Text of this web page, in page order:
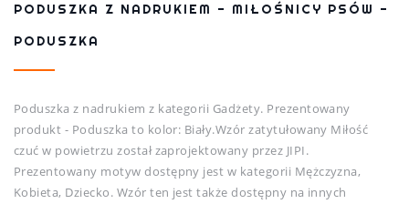
PODUSZKA Z NADRUKIEM - MIŁOŚNICY PSÓW -
PODUSZKA
Poduszka z nadrukiem z kategorii Gadżety. Prezentowany
produkt - Poduszka to kolor: Biały.Wzór zatytułowany Miłość
czuć w powietrzu został zaprojektowany przez JIPI.
Prezentowany motyw dostępny jest w kategorii Mężczyzna,
Kobieta, Dziecko. Wzór ten jest także dostępny na innych